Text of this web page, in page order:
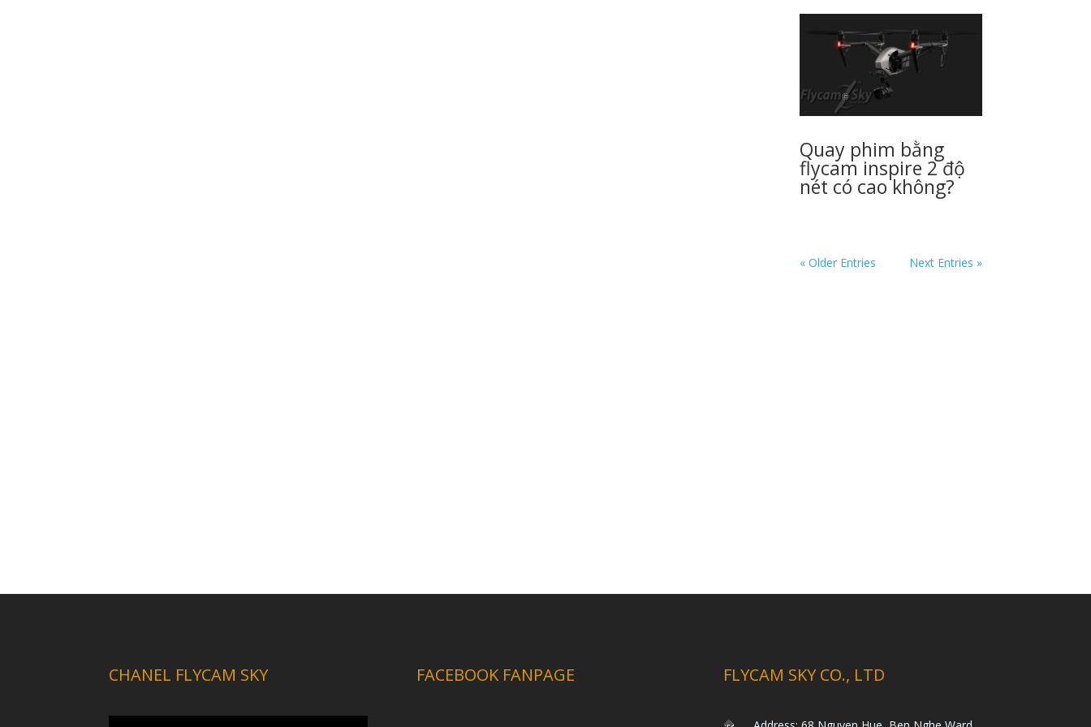
Quay phim bằng
flycam inspire 2 độ
nét có cao không?
« Older Entries Next Entries »
CHANEL FLYCAM SKY FACEBOOK FANPAGE FLYCAM SKY CO., LTD